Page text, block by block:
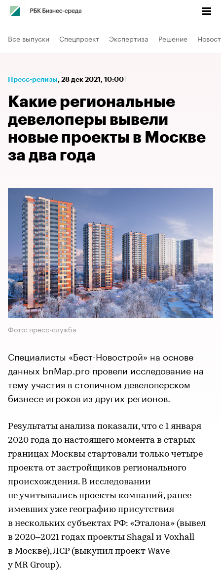
Все выпуски Спецпроект Экспертиза Решение
Пресс-релизы⁠, 28 дек 2021, 10:00
Какие региональные
девелоперы вывели
новые проекты в Москве
за два года​
Фото: пресс-служба
Специалисты «Бест-Новострой» на основе
данных bnMap.pro провели исследование на
тему участия в столичном девелоперском
бизнесе игроков из других регионов.
Результаты анализа показали, что с 1 января
2020 года до настоящего момента в старых
границах Москвы стартовали только четыре
проекта от застройщиков регионального
происхождения. В исследовании
не учитывались проекты компаний, ранее
имевших уже географию присутствия
в нескольких субъектах РФ: «Эталона» (вывел
в 2020–2021 годах проекты Shagal и Voxhall
в Москве), ЛСР (выкупил проект Wave
у MR Group).